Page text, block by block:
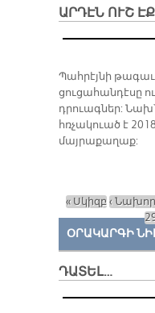
ԱՐԴԷՆ ՈՒՇ
Պահրէյնի
ցուցահանդէսը
դրուագներ:
հռչակուած է
մայրաքաղաք:
Էջեր
« Սկիզբ‹
ՕՐԱԿԱՐԳԻ
ԴԱՏԵԼ…